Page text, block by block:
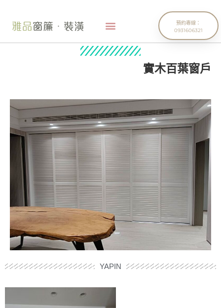
預約專線：
0931606321
實木百葉窗戶
YAPIN